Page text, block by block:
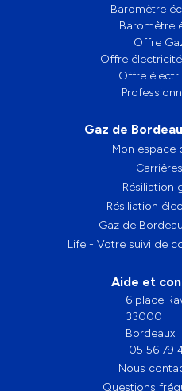
Baromètre
Baromètre
Offre
Offre
Offre
Gaz de
Mon espace
Carrières
Résiliation
Résiliation
Gaz de
Life - Votre suivi de
Aide et
6 place
33000
Bordeaux
05 56 79
Nous
Questions